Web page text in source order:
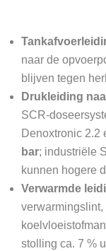
naar de
blijven tegen
Drukleiding
SCR-
Denoxtronic 2.2
bar; industriële
kunnen hogere
Verwarmde
stolling ca. 7 %